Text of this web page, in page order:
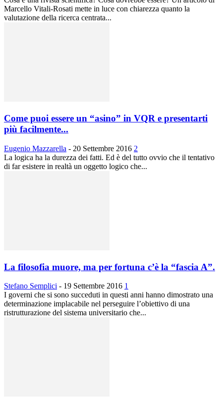
Marcello Vitali-Rosati mette in luce con chiarezza quanto la
valutazione della ricerca centrata...
Come puoi essere un “asino” in VQR e presentarti
più facilmente...
Eugenio Mazzarella - 20 Settembre 2016 2
La logica ha la durezza dei fatti. Ed è del tutto ovvio che il tentativo
di far esistere in realtà un oggetto logico che...
La filosofia muore, ma per fortuna c’è la “fascia A”.
Stefano Semplici - 19 Settembre 2016 1
I governi che si sono succeduti in questi anni hanno dimostrato una
determinazione implacabile nel perseguire l’obiettivo di una
ristrutturazione del sistema universitario che...